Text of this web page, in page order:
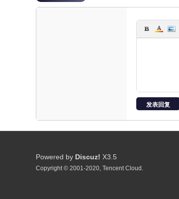
发表回复
Powered by Discuz! X3.5
Copyright © 2001-2020, Tencent Cloud.